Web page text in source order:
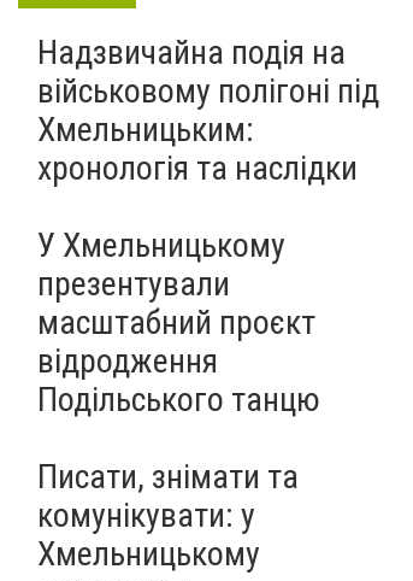
запрацював новий
томограф
Паперовий флот замість
Чорноморського: як реальні
втрати Росії перетворилися
на дитячу аплікацію
23:42
27 липня
Надзвичайна подія на
військовому полігоні під
Хмельницьким:
хронологія та наслідки
У Хмельницькому
презентували
масштабний проєкт
відродження
Подільського танцю
Писати, знімати та
комунікувати: у
Хмельницькому